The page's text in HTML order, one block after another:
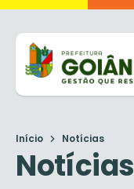
Início Notícias
Notícias